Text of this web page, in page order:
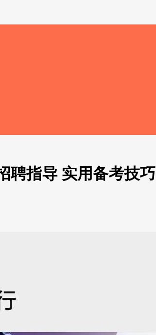
聘指导 实用备考技巧